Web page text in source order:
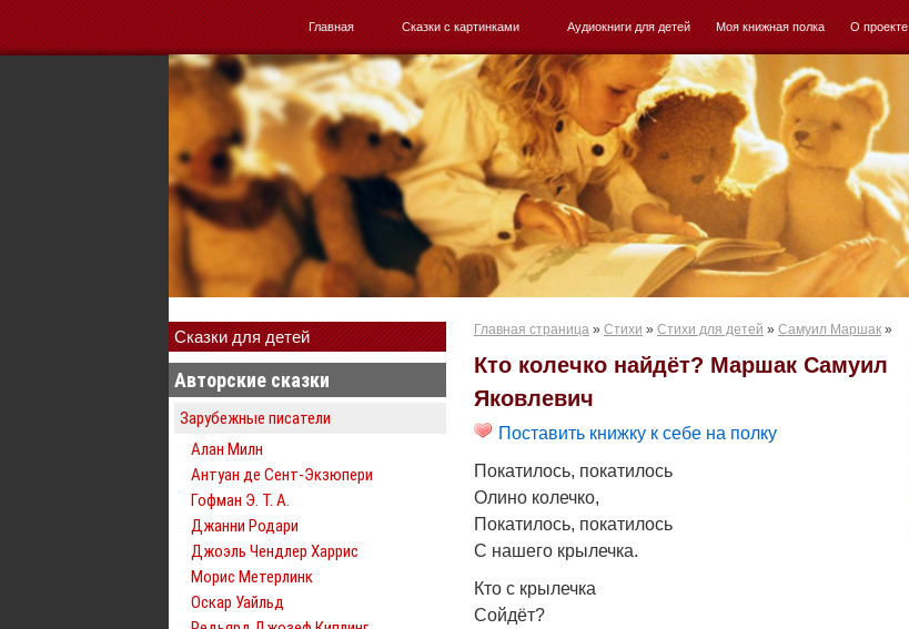
Главная Сказки с картинками Аудиокниги для детей Моя книжная полка О проекте
Сказки для детей
Авторские сказки
Зарубежные писатели
Алан Милн
Антуан де Сент-Экзюпери
Гофман Э. Т. А.
Джанни Родари
Джоэль Чендлер Харрис
Морис Метерлинк
Оскар Уайльд
Главная страница » Стихи » Стихи для детей » Самуил Маршак »
Кто колечко найдёт? Маршак Самуил
Яковлевич
Поставить книжку к себе на полку
Покатилось, покатилось
Олино колечко,
Покатилось, покатилось
С нашего крылечка.
Кто с крылечка
Сойдёт?